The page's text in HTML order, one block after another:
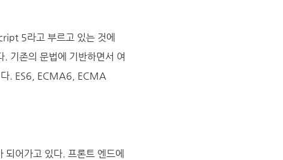
5라고 부르고 있는 것에
기존의 문법에 기반하면서 여
다. ES6, ECMA6, ECMA
어가고 있다. 프론트 엔드에